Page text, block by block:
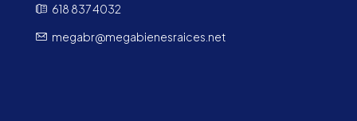
618 837 4032
megabr@megabienesraices.net